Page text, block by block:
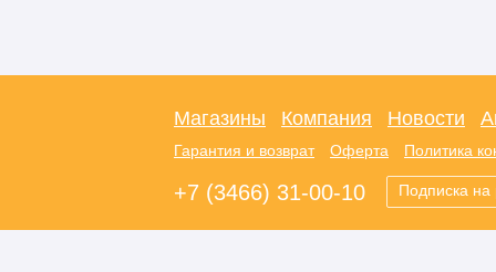
Магазины Компания Новости
Гарантия и возврат Оферта Политика
+7 (3466) 31-00-10 Подписка на